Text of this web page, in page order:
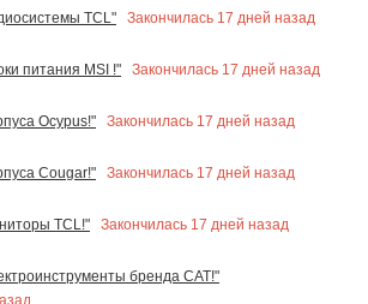
TCL"
Закончилась 17 дней назад
питания MSI !"
Закончилась 17 дней назад
Ocypus!"
Закончилась 17 дней назад
Cougar!"
Закончилась 17 дней назад
TCL!"
Закончилась 17 дней назад
бренда CAT!"